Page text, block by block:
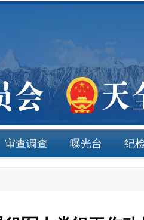
审查调查 曝光台 纪